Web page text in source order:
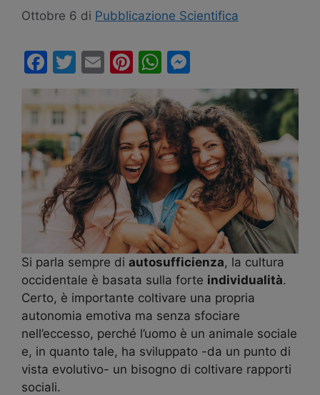
Ottobre 6 di Pubblicazione Scientifica
F
a
c
e
b
o
o
k
T
w
itt
er
E
m
ai
l
Pi
nt
er
e
st
W
h
at
s
A
p
p
e
s
s
e
n
g
er
Si parla sempre di autosufficienza, la cultura
occidentale è basata sulla forte individualità.
Certo, è importante coltivare una propria
autonomia emotiva ma senza sfociare
nell’eccesso, perché l’uomo è un animale sociale
e, in quanto tale, ha sviluppato -da un punto di
vista evolutivo- un bisogno di coltivare rapporti
sociali.